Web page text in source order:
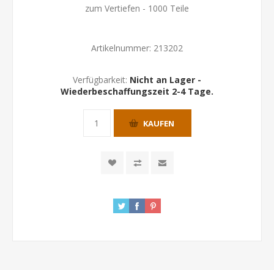
zum Vertiefen - 1000 Teile
Artikelnummer: 213202
Verfügbarkeit: Nicht an Lager -
Wiederbeschaffungszeit 2-4 Tage.
KAUFEN